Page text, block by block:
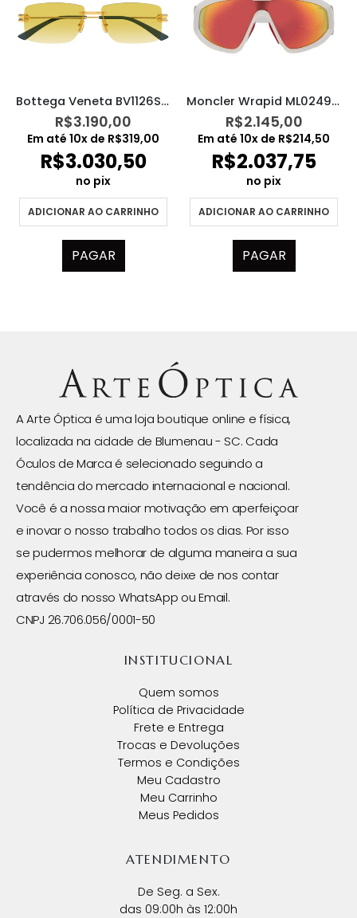
Bottega Veneta BV1126S 006
R$3.190,00
Em até 10x de R$319,00
R$3.030,50
no pix
ADICIONAR AO CARRINHO
PAGAR
Moncler Wrapid ML0249 21G
R$2.145,00
Em até 10x de R$214,50
R$2.037,75
no pix
ADICIONAR AO CARRINHO
PAGAR
A Arte Óptica é uma loja boutique online e física,
localizada na cidade de Blumenau - SC. Cada
Óculos de Marca é selecionado seguindo a
tendência do mercado internacional e nacional.
Você é a nossa maior motivação em aperfeiçoar
e inovar o nosso trabalho todos os dias. Por isso
se pudermos melhorar de alguma maneira a sua
experiência conosco, não deixe de nos contar
através do nosso WhatsApp ou Email.
CNPJ 26.706.056/0001-50
INSTITUCIONAL
Quem somos
Política de Privacidade
Frete e Entrega
Trocas e Devoluções
Termos e Condições
Meu Cadastro
Meu Carrinho
Meus Pedidos
ATENDIMENTO
De Seg. a Sex.
das 09:00h às 12:00h